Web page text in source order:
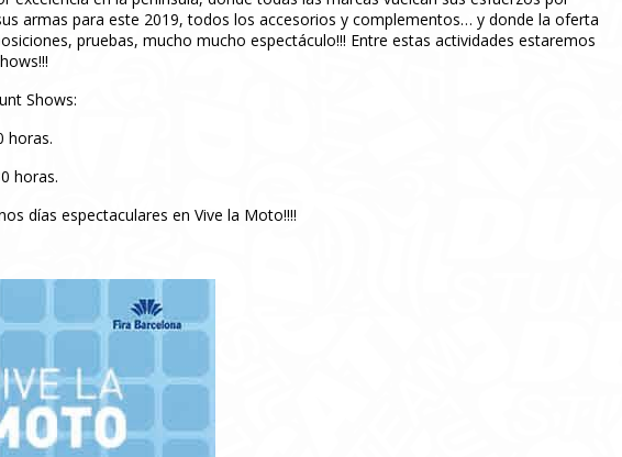
armas para este 2019, todos los accesorios y complementos… y donde la oferta
pruebas, mucho mucho espectáculo!!! Entre estas actividades estaremos
Shows:
horas.
horas.
días espectaculares en Vive la Moto!!!!